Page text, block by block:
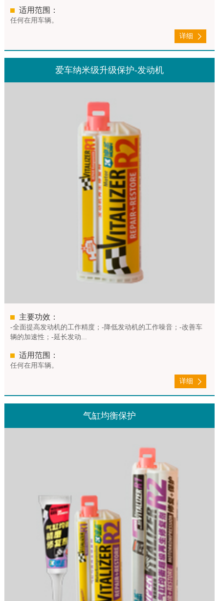
适用范围：
任何在用车辆。
详细
爱车纳米级升级保护-发动机
主要功效：
-全面提高发动机的工作精度；-降低发动机的工作噪音；-改善车
辆的加速性；-延长发动...
适用范围：
任何在用车辆。
详细
气缸均衡保护